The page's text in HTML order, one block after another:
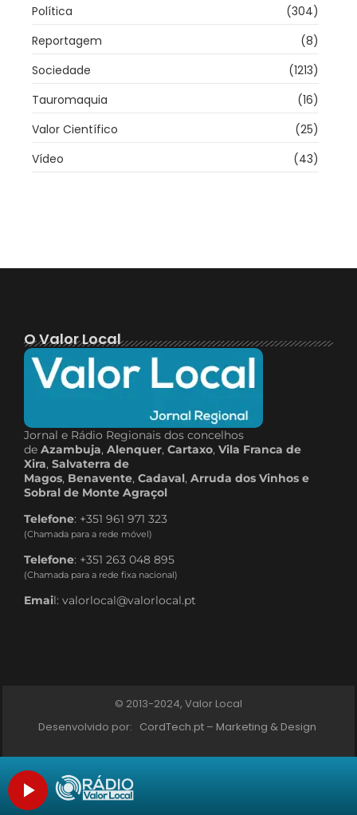
Política
(304)
Reportagem
(8)
Sociedade
(1213)
Tauromaquia
(16)
Valor Científico
(25)
Vídeo
(43)
O Valor Local
Jornal e Rádio Regionais dos concelhos
de Azambuja, Alenquer, Cartaxo, Vila Franca de
Xira, Salvaterra de
Magos, Benavente, Cadaval, Arruda dos Vinhos e
Sobral de Monte Agraçol
Telefone: +351 961 971 323
(Chamada para a rede móvel)
Telefone: +351 263 048 895
(Chamada para a rede fixa nacional)
Email: valorlocal@valorlocal.pt
© 2013-2024, Valor Local
Desenvolvido por: CordTech.pt – Marketing & Design